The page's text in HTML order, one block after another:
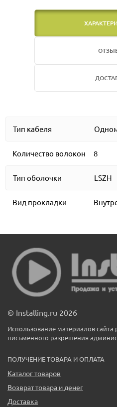
Тип кабеля
Количество волокон 8
Тип оболочки LSZH
Вид прокладки
© Installing.ru 2026
Использование материалов сайта
письменного разрешения
ПОЛУЧЕНИЕ ТОВАРА И ОПЛАТА
Каталог товаров
Возврат товара и денег
Доставка